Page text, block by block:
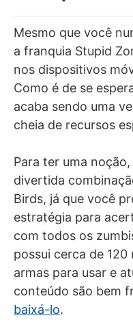
Mesmo que você
a franquia Stupid
nos dispositivos
Como é de se
acaba sendo uma
cheia de recursos
Para ter uma
divertida
Birds, já que você
estratégia para
com todos os
possui cerca de
armas para usar e
conteúdo são bem
baixá-lo.